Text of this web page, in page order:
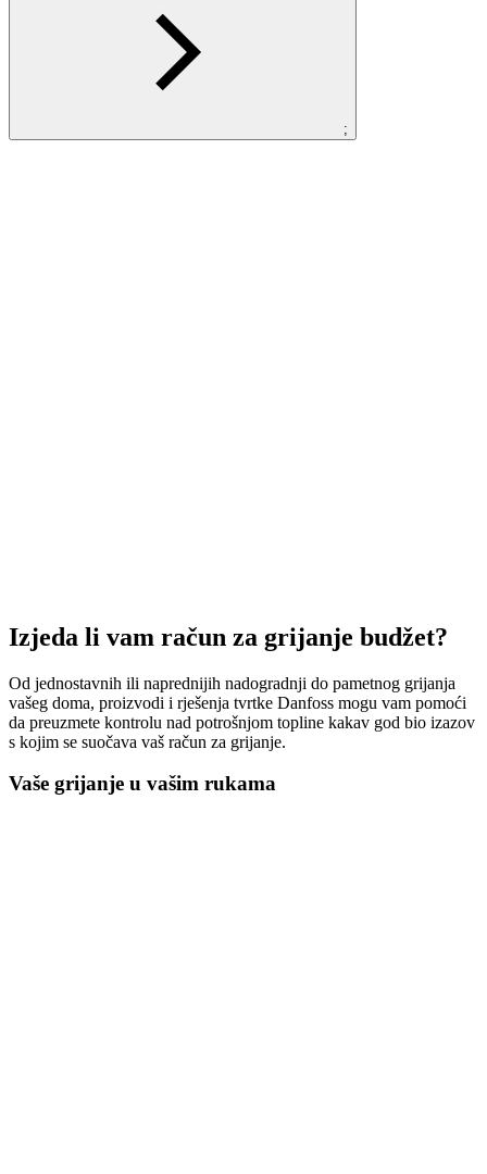
;
Izjeda li vam račun za grijanje budžet?
Od jednostavnih ili naprednijih nadogradnji do pametnog grijanja
vašeg doma, proizvodi i rješenja tvrtke Danfoss mogu vam pomoći
da preuzmete kontrolu nad potrošnjom topline kakav god bio izazov
s kojim se suočava vaš račun za grijanje.
Vaše grijanje u vašim rukama